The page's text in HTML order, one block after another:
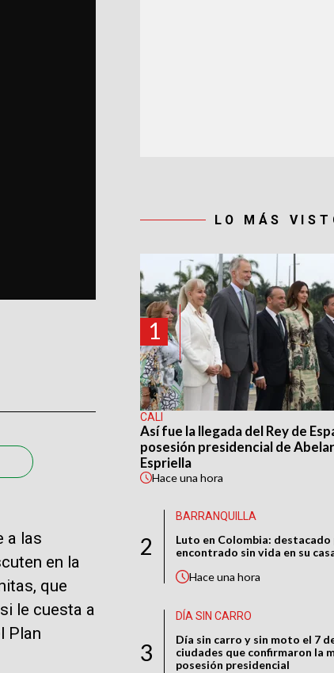
a las
en la
que
le cuesta a
Plan
LO MÁS
1
CALI
Así fue la llegada del Rey de
posesión presidencial de
Espriella
Haceuna hora
2
BARRANQUILLA
Luto en Colombia:
encontrado sin vida en su
Haceuna hora
3
DÍA SIN CARRO
Día sin carro y sin moto el 7
ciudades que confirmaron la
posesión presidencial